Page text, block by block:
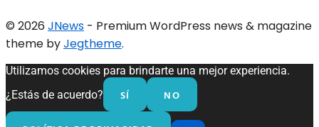
© 2026 JNews - Premium WordPress news & magazine
theme byJegtheme.
Utilizamos cookies para brindarte una mejor experiencia.
¿Estás de acuerdo?
SÍ NO